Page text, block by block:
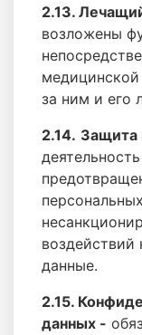
2.13.
возложены
за ним и его
2.14. Защита
данные.
2.15.
данных -